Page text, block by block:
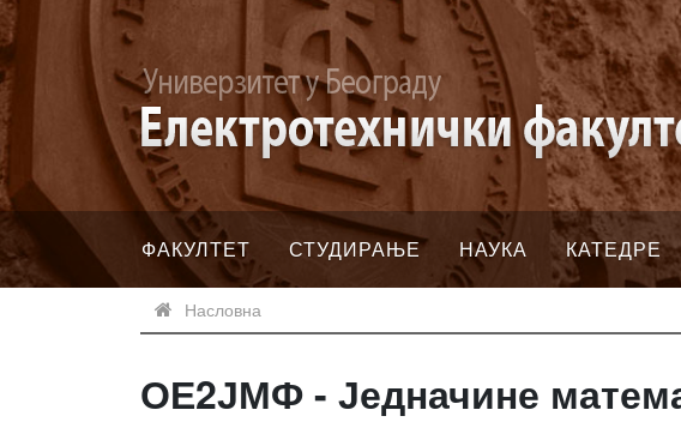
ФАКУЛТЕТ СТУДИРАЊЕ НАУКА КАТЕДРЕ
Насловна
ОЕ2ЈМФ - Једначине